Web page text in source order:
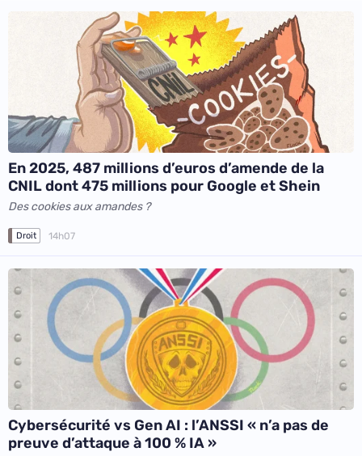
En 2025, 487 millions d’euros d’amende de la
CNIL dont 475 millions pour Google et Shein
Des cookies aux amandes ?
Droit 14h07
Cybersécurité vs Gen AI : l’ANSSI « n’a pas de
preuve d’attaque à 100 % IA »